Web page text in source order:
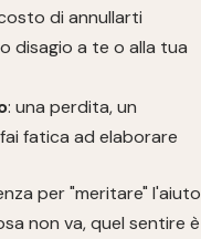
di annullarti
disagio a te o alla tua
: una perdita, un
fatica ad elaborare
per "meritare" l'aiuto
non va, quel sentire è